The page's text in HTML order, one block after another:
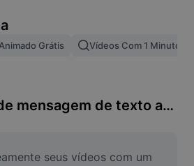
Grátis Vídeos Com 1 Minuto
Sobre Modelo de mensagem de texto após efeitos
seus vídeos com um